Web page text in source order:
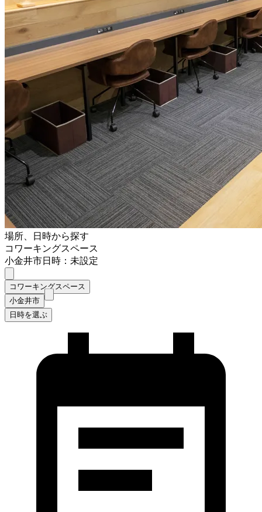
場所、日時から探す
コワーキングスペース
小金井市日時：未設定
コワーキングスペース
小金井市
日時を選ぶ